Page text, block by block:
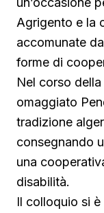
Agrigento e la
accomunate
forme di
Nel corso
omaggiato
tradizione
consegnando
una
disabilità.
Il colloquio si